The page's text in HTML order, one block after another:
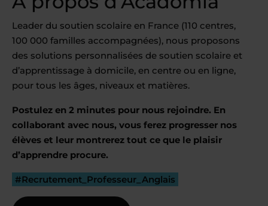
Leader du soutien scolaire en France (110 centres,
100 000 familles accompagnées), nous proposons
des solutions personnalisées de soutien scolaire et
d’apprentissage à domicile, en centre ou en ligne,
pour tous les âges, niveaux et matières.
Postulez en 2 minutes pour nous rejoindre. En
collaborant avec nous, vous ferez progresser nos
élèves et leur montrerez tout ce que le plaisir
d’apprendre procure.
#Recrutement_Professeur_Anglais